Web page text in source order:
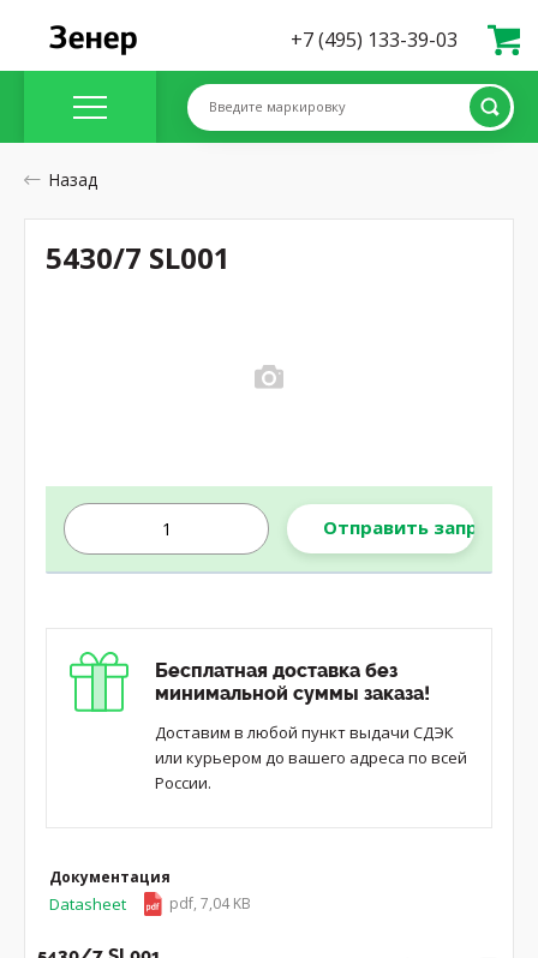
+7 (495) 133-39-03
Введите маркировку
Назад
Отправить запрос
Бесплатная доставка без
минимальной суммы заказа!
Доставим в любой пункт выдачи СДЭК
или курьером до вашего адреса по всей
России.
Документация
Datasheet pdf, 7,04 KB
5430/7 SL001